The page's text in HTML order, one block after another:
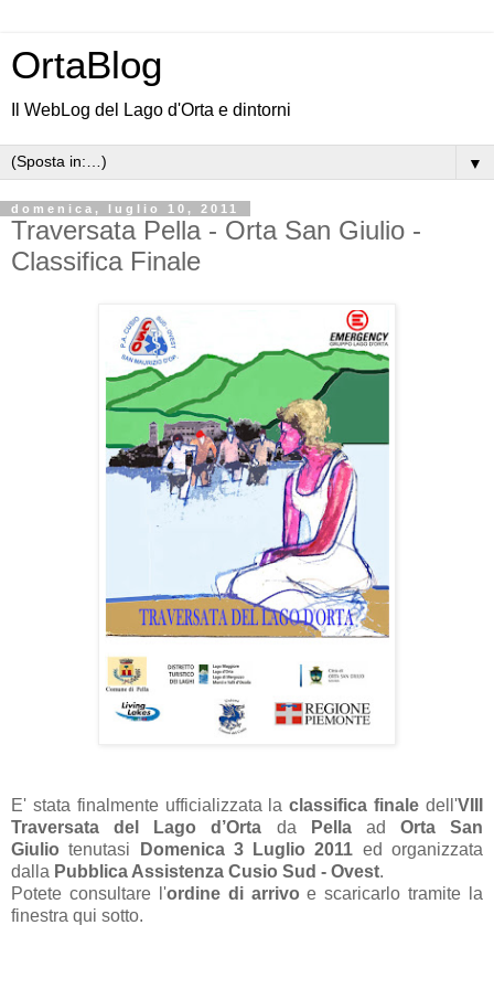
OrtaBlog
Il WebLog del Lago d'Orta e dintorni
▼
domenica, luglio 10, 2011
Traversata Pella - Orta San Giulio -
Classifica Finale
E' stata finalmente ufficializzata laclassifica finaledell'VIII
Traversata del Lago d’Orta da Pellaad Orta San
Giulio tenutasi Domenica 3 Luglio 2011 ed organizzata
dalla Pubblica Assistenza Cusio Sud - Ovest.
Potete consultare l'ordine di arrivo e scaricarlo tramite la
finestra qui sotto.